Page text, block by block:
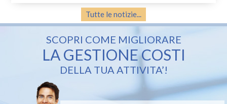
Tutte le notizie...
SCOPRI COME MIGLIORARE
LA GESTIONE COSTI
DELLA TUA ATTIVITA’!